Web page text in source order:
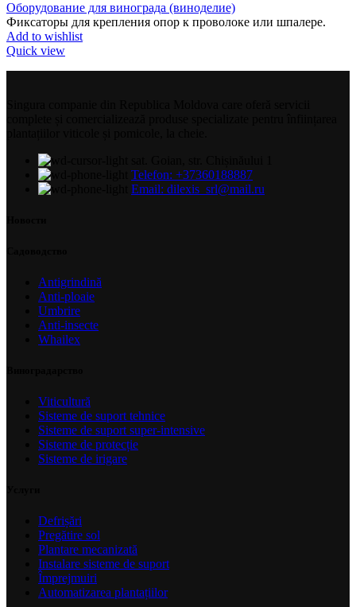
Оборудование для винограда (виноделие)
Фиксаторы для крепления опор к проволоке или шпалере.
Add to wishlist
Quick view
Telefon: +37360188887
Email: dilexis_srl@mail.ru
Antigrindină
Anti-ploaie
Umbrire
Anti-insecte
Whailex
Viticultură
Sisteme de suport tehnice
Sisteme de suport super-intensive
Sisteme de protecție
Sisteme de irigare
Defrișări
Pregătire sol
Plantare mecanizată
Instalare sisteme de suport
Împrejmuiri
Automatizarea plantațiilor